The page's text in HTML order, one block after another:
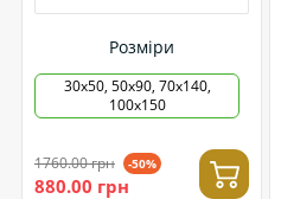
Розміри
30x50, 50x90, 70x140,
100x150
1760.00 грн -50%
880.00 грн